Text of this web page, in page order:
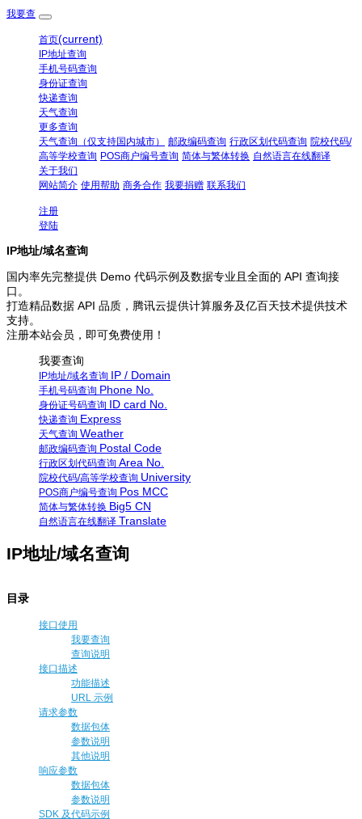
我要查
首页(current)
IP地址查询
手机号码查询
身份证查询
快递查询
天气查询
更多查询
天气查询（仅支持国内城市）
邮政编码查询 行政区划代码查询 院校代码/
高等学校查询 POS商户编号查询 简体与繁体转换 自然语言在线翻译
关于我们
网站简介 使用帮助 商务合作 我要捐赠 联系我们
注册
登陆
IP地址/域名查询
国内率先完整提供 Demo 代码示例及数据专业且全面的 API 查询接
口。
打造精品数据 API 品质，腾讯云提供计算服务及亿百天技术提供技术
支持。
注册本站会员，即可免费使用！
我要查询
IP地址/域名查询 IP / Domain
手机号码查询 Phone No.
身份证号码查询 ID card No.
快递查询 Express
天气查询 Weather
邮政编码查询 Postal Code
行政区划代码查询 Area No.
院校代码/高等学校查询 University
POS商户编号查询 Pos MCC
简体与繁体转换 Big5 CN
自然语言在线翻译 Translate
IP地址/域名查询
目录
接口使用
我要查询
查询说明
接口描述
功能描述
URL 示例
请求参数
数据包体
参数说明
其他说明
响应参数
数据包体
参数说明
SDK 及代码示例